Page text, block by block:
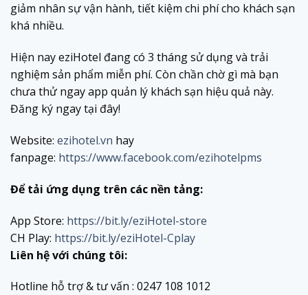
giảm nhân sự vận hành, tiết kiệm chi phí cho khách sạn
khá nhiều.
Hiện nay eziHotel đang có 3 tháng sử dụng và trải
nghiệm sản phẩm miễn phí. Còn chần chờ gì mà bạn
chưa thử ngay app quản lý khách sạn hiệu quả này.
Đăng ký ngay tại đây!
Website: ezihotel.vn hay
fanpage: https://www.facebook.com/ezihotelpms
Để tải ứng dụng trên các nền tảng:
App Store: https://bit.ly/eziHotel-store
CH Play: https://bit.ly/eziHotel-Cplay
Liên hệ với chúng tôi:
Hotline hỗ trợ & tư vấn : 0247 108 1012